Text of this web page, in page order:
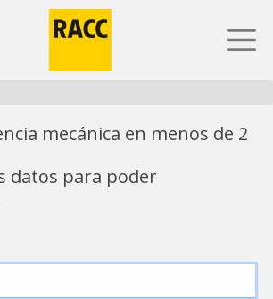
mecánica en menos de 2
datos para poder